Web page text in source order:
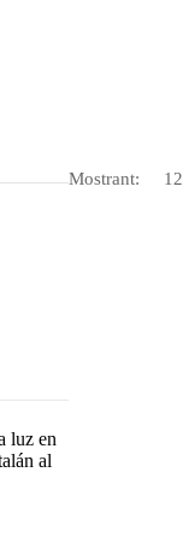
Mostrant: 12
luz en
al